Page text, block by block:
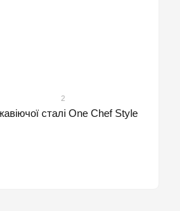
2
сталі One Chef Style